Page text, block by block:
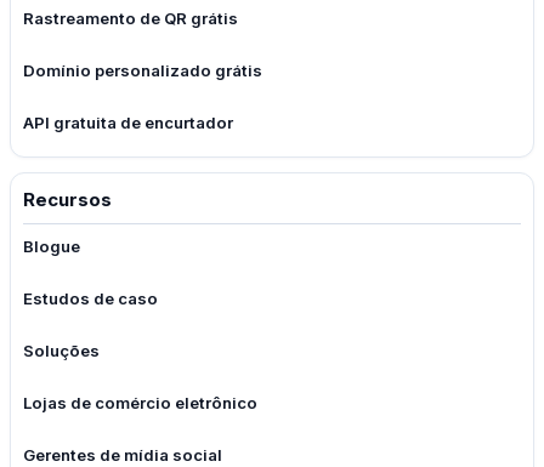
Rastreamento de QR grátis
Domínio personalizado grátis
API gratuita de encurtador
Recursos
Blogue
Estudos de caso
Soluções
Lojas de comércio eletrônico
Gerentes de mídia social